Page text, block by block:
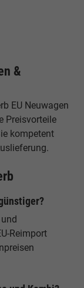
&
EU Neuwagen
Preisvorteile
kompetent
Reimport